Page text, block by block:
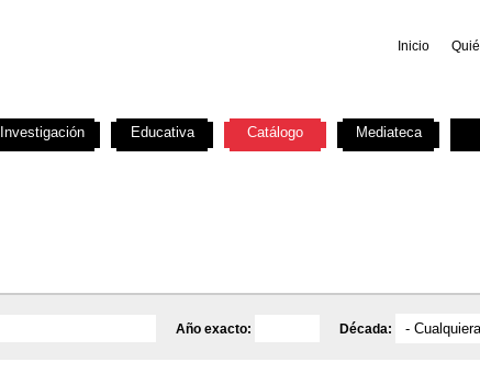
Inicio
Año exacto: Década:
Investigación Educativa Catálogo Mediateca